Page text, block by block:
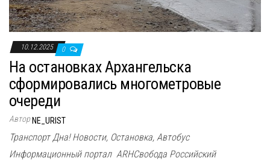
10.12.2025 0
На остановках Архангельска
сформировались многометровые
очереди
АвторNE_URIST
Транспорт Дна! Новости, Остановка, Автобус
Информационный портал ARHСвобода Российский